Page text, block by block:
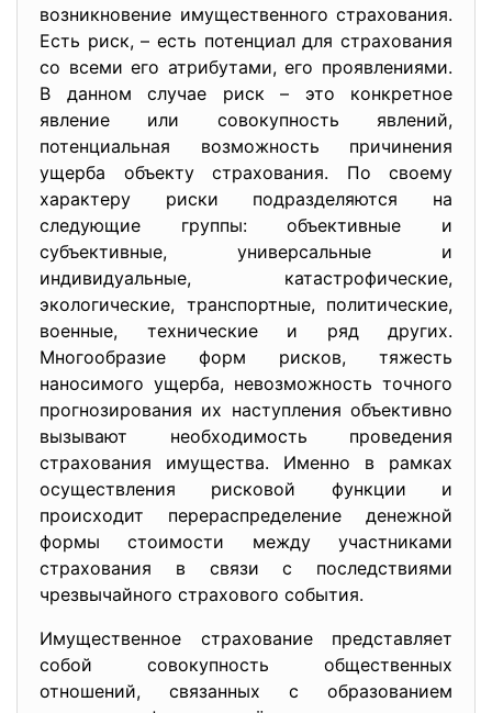
возникновение имущественного страхования.
Есть риск, – есть потенциал для страхования
со всеми его атрибутами, его проявлениями.
В данном случае риск – это конкретное
явление или совокупность явлений,
потенциальная возможность причинения
ущерба объекту страхования. По своему
характеру риски подразделяются на
следующие группы: объективные и
субъективные, универсальные и
индивидуальные, катастрофические,
экологические, транспортные, политические,
военные, технические и ряд других.
Многообразие форм рисков, тяжесть
наносимого ущерба, невозможность точного
прогнозирования их наступления объективно
вызывают необходимость проведения
страхования имущества. Именно в рамках
осуществления рисковой функции и
происходит перераспределение денежной
формы стоимости между участниками
страхования в связи с последствиями
чрезвычайного страхового события.
Имущественное страхование представляет
собой совокупность общественных
отношений, связанных с образованием